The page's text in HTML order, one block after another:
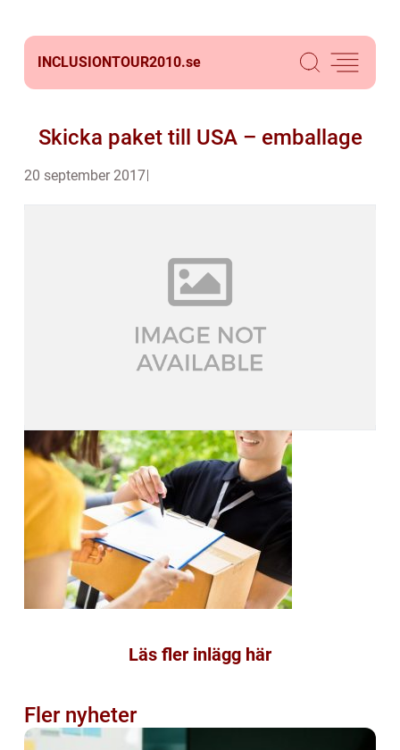
INCLUSIONTOUR2010.se
Skicka paket till USA – emballage
20 september 2017
Läs fler inlägg här
Fler nyheter